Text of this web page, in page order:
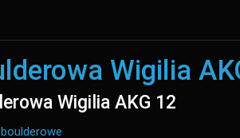
Wigilia
Wigilia AKG 12